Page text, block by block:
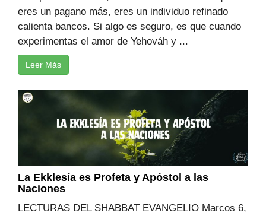
eres un pagano más, eres un individuo refinado
calienta bancos. Si algo es seguro, es que cuando
experimentas el amor de Yehováh y ...
Leer Más
La Ekklesía es Profeta y Apóstol a las
Naciones
LECTURAS DEL SHABBAT EVANGELIO Marcos 6,